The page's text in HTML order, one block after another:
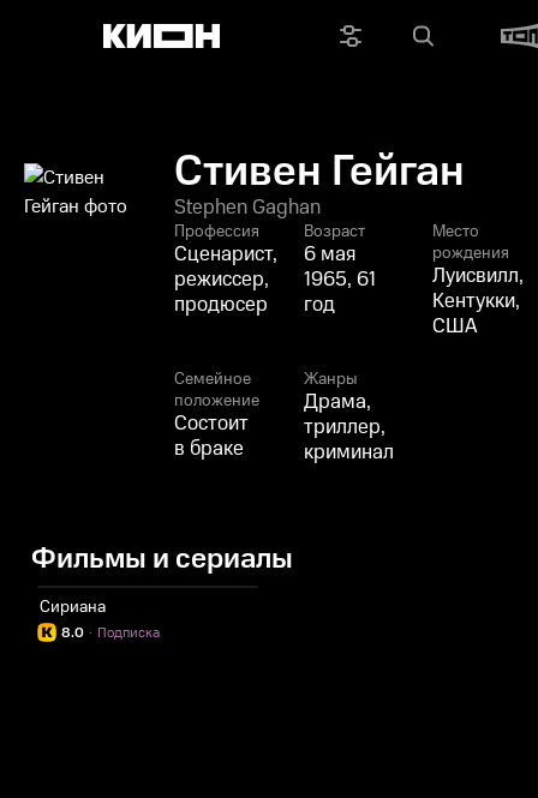
Стивен Гейган
Stephen Gaghan
Профессия
Сценарист,
режиссер,
продюсер
Возраст
6 мая
1965, 61
год
Место
рождения
Луисвилл,
Кентукки,
США
Семейное
положение
Состоит
в браке
Жанры
Драма,
триллер,
криминал
Фильмы и сериалы
Сириана
8.0 Подписка
·